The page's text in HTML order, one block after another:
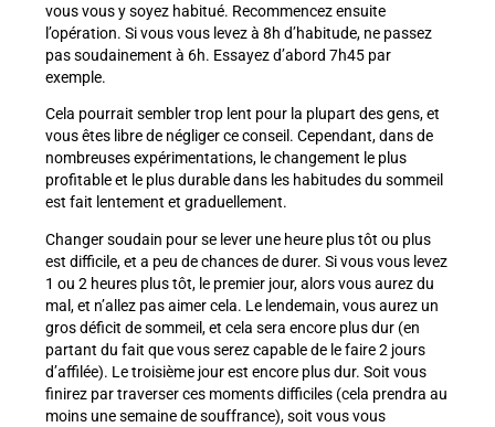
vous vous y soyez habitué. Recommencez ensuite
l’opération. Si vous vous levez à 8h d’habitude, ne passez
pas soudainement à 6h. Essayez d’abord 7h45 par
exemple.
Cela pourrait sembler trop lent pour la plupart des gens, et
vous êtes libre de négliger ce conseil. Cependant, dans de
nombreuses expérimentations, le changement le plus
profitable et le plus durable dans les habitudes du sommeil
est fait lentement et graduellement.
Changer soudain pour se lever une heure plus tôt ou plus
est difficile, et a peu de chances de durer. Si vous vous levez
1 ou 2 heures plus tôt, le premier jour, alors vous aurez du
mal, et n’allez pas aimer cela. Le lendemain, vous aurez un
gros déficit de sommeil, et cela sera encore plus dur (en
partant du fait que vous serez capable de le faire 2 jours
d’affilée). Le troisième jour est encore plus dur. Soit vous
finirez par traverser ces moments difficiles (cela prendra au
moins une semaine de souffrance), soit vous vous